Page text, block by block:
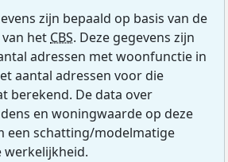
zijn bepaald op basis van de
het CBS. Deze gegevens zijn
adressen met woonfunctie in
aantal adressen voor die
berekend. De data over
en woningwaarde op deze
een schatting/modelmatige
werkelijkheid.